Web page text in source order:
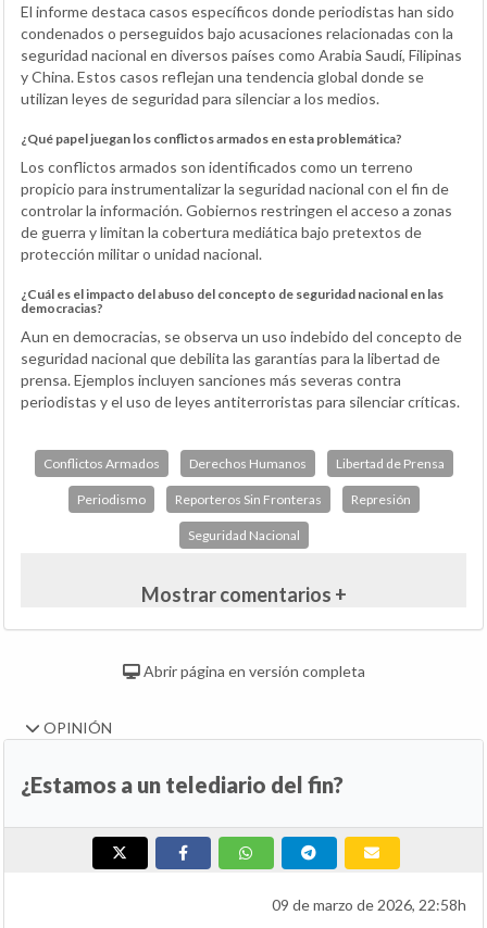
El informe destaca casos específicos donde periodistas han sido
condenados o perseguidos bajo acusaciones relacionadas con la
seguridad nacional en diversos países como Arabia Saudí, Filipinas
y China. Estos casos reflejan una tendencia global donde se
utilizan leyes de seguridad para silenciar a los medios.
¿Qué papel juegan los conflictos armados en esta problemática?
Los conflictos armados son identificados como un terreno
propicio para instrumentalizar la seguridad nacional con el fin de
controlar la información. Gobiernos restringen el acceso a zonas
de guerra y limitan la cobertura mediática bajo pretextos de
protección militar o unidad nacional.
¿Cuál es el impacto del abuso del concepto de seguridad nacional en las
democracias?
Aun en democracias, se observa un uso indebido del concepto de
seguridad nacional que debilita las garantías para la libertad de
prensa. Ejemplos incluyen sanciones más severas contra
periodistas y el uso de leyes antiterroristas para silenciar críticas.
Conflictos Armados Derechos Humanos Libertad de Prensa
Periodismo Reporteros Sin Fronteras Represión
Seguridad Nacional
Mostrar comentarios +
Abrir página en versión completa
OPINIÓN
¿Estamos a un telediario del fin?
09 de marzo de 2026, 22:58h